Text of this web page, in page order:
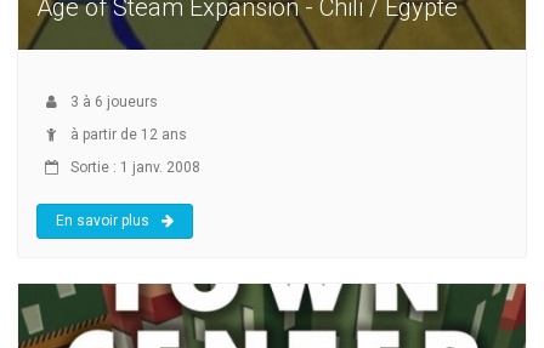
Age of Steam Expansion - Chili / Egypte
3 à 6 joueurs
à partir de 12 ans
Sortie : 1 janv. 2008
En savoir plus